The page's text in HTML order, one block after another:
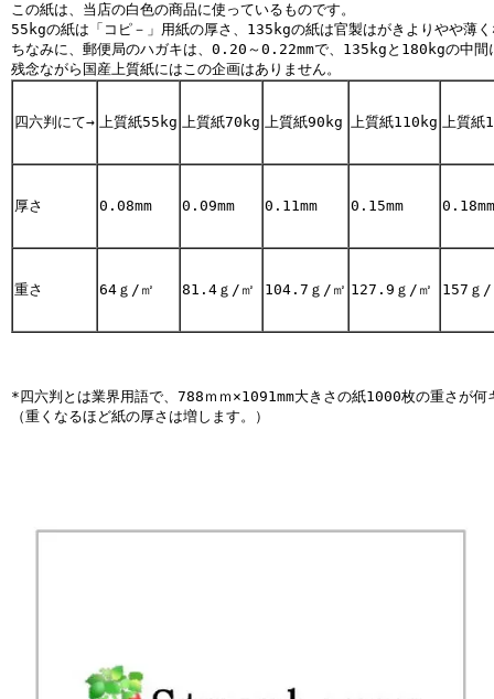
この紙は、当店の白色の商品に使っているものです。
55kgの紙は「コピ－」用紙の厚さ、135kgの紙は官製はがきよりやや薄
ちなみに、郵便局のハガキは、0.20～0.22mmで、135kgと180kgの中間
四六判にて→ 上質紙55kg 上質紙70kg 上質紙90kg 上質紙110kg 上質紙
厚さ 0.08mm 0.09mm 0.11mm 0.15mm 0.18mm
重さ 64ｇ/㎡ 81.4ｇ/㎡ 104.7ｇ/㎡ 127.9ｇ/㎡ 157ｇ/
*四六判とは業界用語で、788ｍｍ×1091mm大きさの紙1000枚の重さが何
（重くなるほど紙の厚さは増します。）